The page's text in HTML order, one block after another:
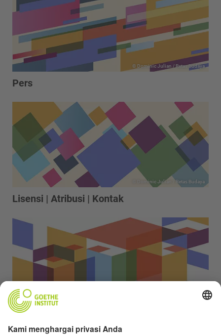
© Dominic Julian / Retas Budaya
Pers
© Dominic Julian / Retas Budaya
Lisensi | Atribusi | Kontak
© Dominic Julian / Retas Budaya
Tanya Jawab